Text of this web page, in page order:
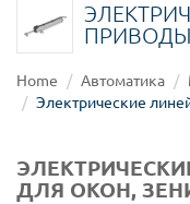
ПРИВОДЫ
Home Автоматика
Электрические
ДЛЯ ОКОН,